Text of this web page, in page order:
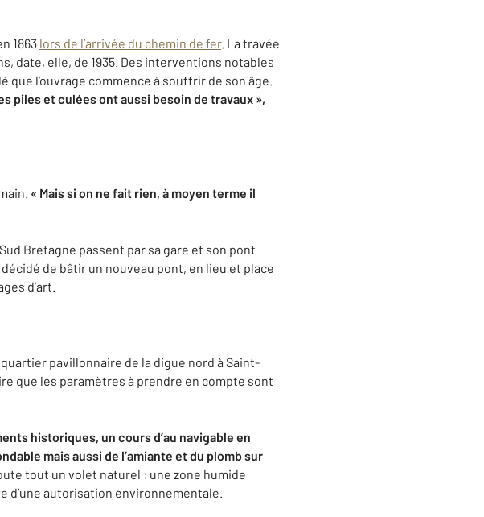
1863 lors de l’arrivée du chemin de fer. La travée
date, elle, de 1935. Des interventions notables
que l’ouvrage commence à souffrir de son âge.
piles et culées ont aussi besoin de travaux »,
« Mais si on ne fait rien, à moyen terme il
Bretagne passent par sa gare et son pont
de bâtir un nouveau pont, en lieu et place
d’art.
pavillonnaire de la digue nord à Saint-
que les paramètres à prendre en compte sont
historiques, un cours d’au navigable en
mais aussi de l’amiante et du plomb sur
tout un volet naturel : une zone humide
d’une autorisation environnementale.